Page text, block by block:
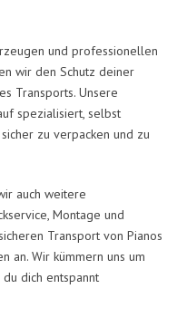
und professionellen
wir den Schutz deiner
Transports. Unsere
spezialisiert, selbst
zu verpacken und zu
auch weitere
Montage und
Transport von Pianos
an. Wir kümmern uns um
dich entspannt